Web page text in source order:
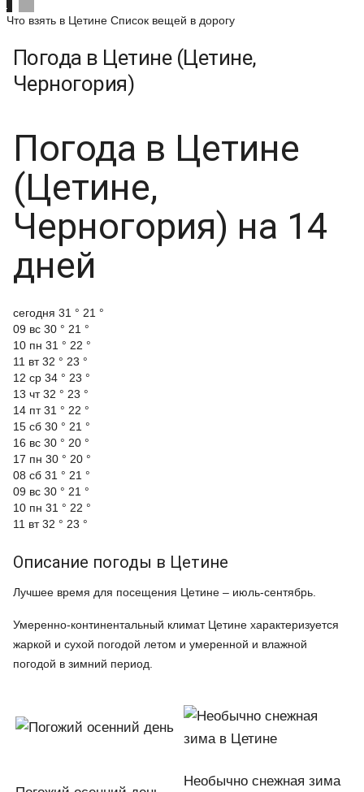
Что взять в Цетине Список вещей в дорогу
Погода в Цетине (Цетине,
Черногория)
Погода в Цетине
(Цетине,
Черногория) на 14
дней
cегодня 31 ° 21 °
09 вс 30 ° 21 °
10 пн 31 ° 22 °
11 вт32 ° 23 °
12 ср 34 ° 23 °
13 чт32 ° 23 °
14 пт31 ° 22 °
15 сб 30 ° 21 °
16 вс 30 ° 20 °
17 пн 30 ° 20 °
08 сб 31 ° 21 °
09 вс 30 ° 21 °
10 пн 31 ° 22 °
11 вт32 ° 23 °
Описание погоды в Цетине
Лучшее время для посещения Цетине – июль-сентябрь.
Умеренно-континентальный климат Цетине характеризуется
жаркой и сухой погодой летом и умеренной и влажной
погодой в зимний период.
Необычно снежная зима